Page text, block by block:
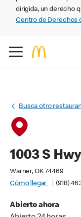
dirigida, un derecho
Centro de Derechos
Busca otro
1003 S
Warner, OK 74469
Cómo llegar
(918)
Abierto ahora